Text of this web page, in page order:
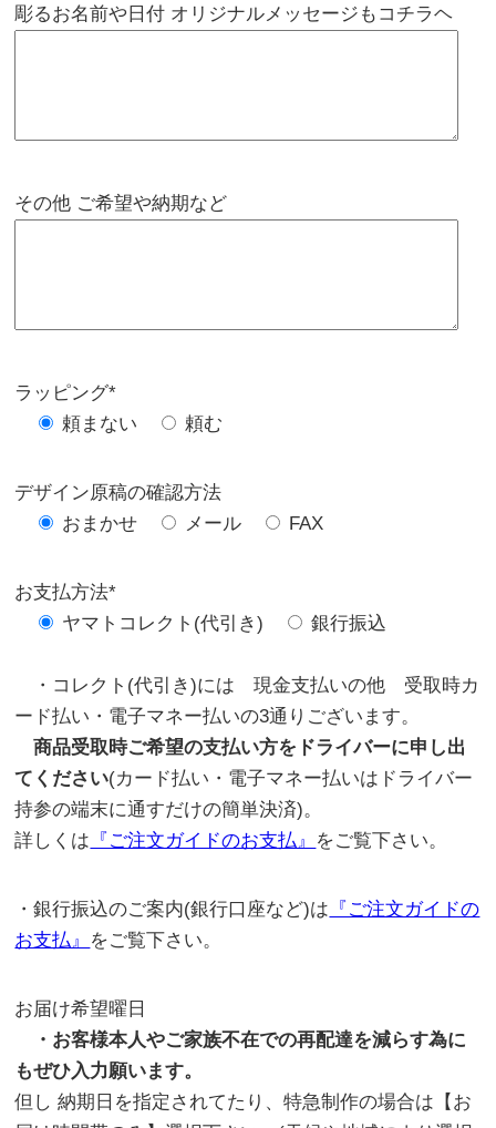
彫るお名前や日付 オリジナルメッセージもコチラヘ
その他 ご希望や納期など
ラッピング*
頼まない
頼む
デザイン原稿の確認方法
おまかせ
メール FAX
お支払方法*
ヤマトコレクト(代引き)
銀行振込
・コレクト(代引き)には 現金支払いの他 受取時カ
ード払い・電子マネー払いの3通りございます。
商品受取時ご希望の支払い方をドライバーに申し出
てください(カード払い・電子マネー払いはドライバー
持参の端末に通すだけの簡単決済)。
詳しくは 『ご注文ガイドのお支払』 をご覧下さい。
・銀行振込のご案内(銀行口座など)は 『ご注文ガイドの
お支払』 をご覧下さい。
お届け希望曜日
・お客様本人やご家族不在での再配達を減らす為に
もぜひ入力願います。
但し 納期日を指定されてたり、特急制作の場合は【お